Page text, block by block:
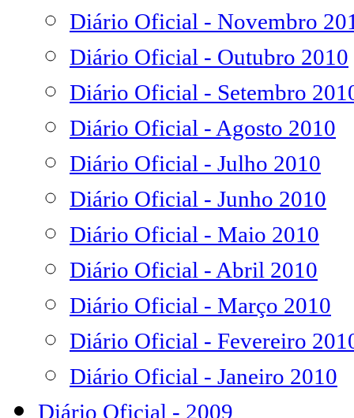
Diário Oficial - Novembro
Diário Oficial - Outubro 2010
Diário Oficial - Setembro
Diário Oficial - Agosto 2010
Diário Oficial - Julho 2010
Diário Oficial - Junho 2010
Diário Oficial - Maio 2010
Diário Oficial - Abril 2010
Diário Oficial - Março 2010
Diário Oficial - Fevereiro
Diário Oficial - Janeiro 2010
Diário Oficial - 2009